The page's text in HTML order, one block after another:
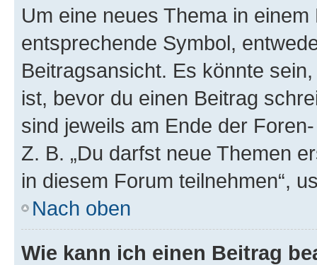
Um eine neues Thema in
entsprechende Symbol,
Beitragsansicht. Es könnte
ist, bevor du einen Beitrag
sind jeweils am Ende der
Z. B. „Du darfst neue Themen
in diesem Forum teilnehmen“,
Nach oben
Wie kann ich einen Beitrag